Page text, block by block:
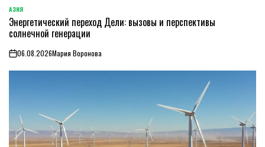
ОПУБЛИКОВАНО
В
АЗИЯ
Энергетический переход Дели: вызовы и перспективы
солнечной генерации
on06.08.2026Мария Воронова